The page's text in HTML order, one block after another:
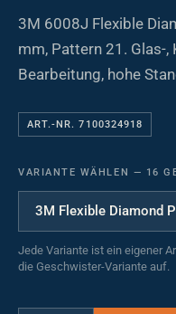
3M 6008J Flexible
mm, Pattern 21. Glas-
Bearbeitung, hohe
ART.-NR. 7100324918
VARIANTE WÄHLEN — 16
Jede Variante ist ein eigener
die Geschwister-Variante auf.